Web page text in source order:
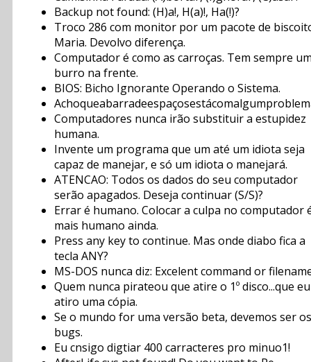
Backup not found: (H)a!, H(a)!, Ha(!)?
Troco 286 com monitor por um pacote de
Maria. Devolvo diferença.
Computador é como as carroças. Tem sempre
burro na frente.
BIOS: Bicho Ignorante Operando o Sistema.
Computadores nunca irão substituir a estupidez
humana.
Invente um programa que um até um idiota seja
capaz de manejar, e só um idiota o manejará.
ATENCAO: Todos os dados do seu computador
serão apagados. Deseja continuar (S/S)?
Errar é humano. Colocar a culpa no computador
mais humano ainda.
Press any key to continue. Mas onde diabo fica a
tecla ANY?
MS-DOS nunca diz: Excelent command or
Quem nunca pirateou que atire o 1º disco...que eu
atiro uma cópia.
Se o mundo for uma versão beta, devemos ser os
bugs.
Eu cnsigo digtiar 400 carracteres pro minuo1!